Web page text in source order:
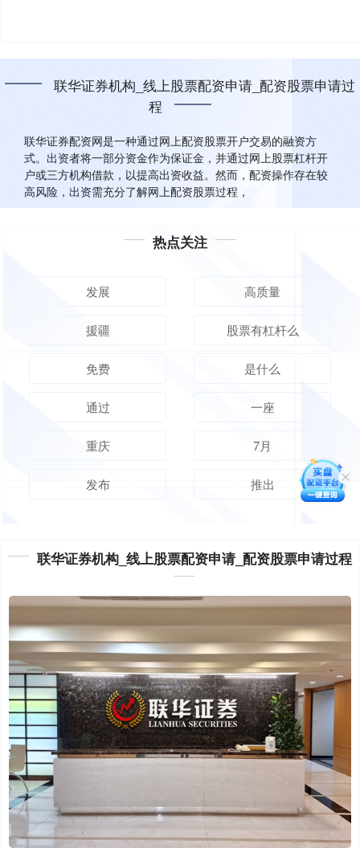
联华证券机构_线上股票配资申请_配资股票申请过
程
联华证券配资网是一种通过网上配资股票开户交易的融资方
式。出资者将一部分资金作为保证金，并通过网上股票杠杆开
户或三方机构借款，以提高出资收益。然而，配资操作存在较
高风险，出资需充分了解网上配资股票过程，
热点关注
发展 高质量
援疆 股票有杠杆么
免费 是什么
通过 一座
重庆 7月
发布 推出
联华证券机构_线上股票配资申请_配资股票申请过程